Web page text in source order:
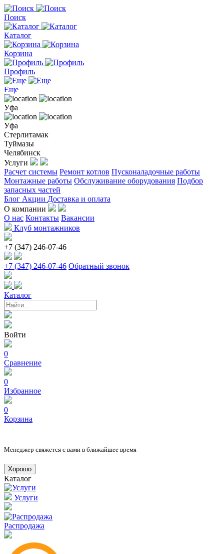
Поиск
Каталог
Корзина
Профиль
Еще
Уфа
Уфа
Стерлитамак
Туймазы
Челябинск
Услуги
Расчет системы Ремонт котлов Пусконаладочные работы
Монтажные работы Обслуживание оборудования Подбор
запасных частей
Блог Акции Доставка и оплата
О компании
О нас Контакты Вакансии
Клуб монтажников
+7 (347) 246-07-46
+7 (347) 246-07-46 Обратный звонок
Каталог
Войти
0
Сравнение
0
Избранное
0
Корзина
Менеджер свяжется с вами в ближайшее время
Хорошо
Каталог
Услуги
Распродажа